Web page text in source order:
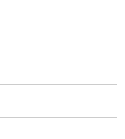
laattaa ja lattia on
löytyy oma paikka.